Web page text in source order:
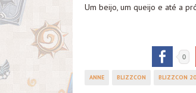
Um beijo, um queijo e até a
0
ANNE BLIZZCON BLIZZCON